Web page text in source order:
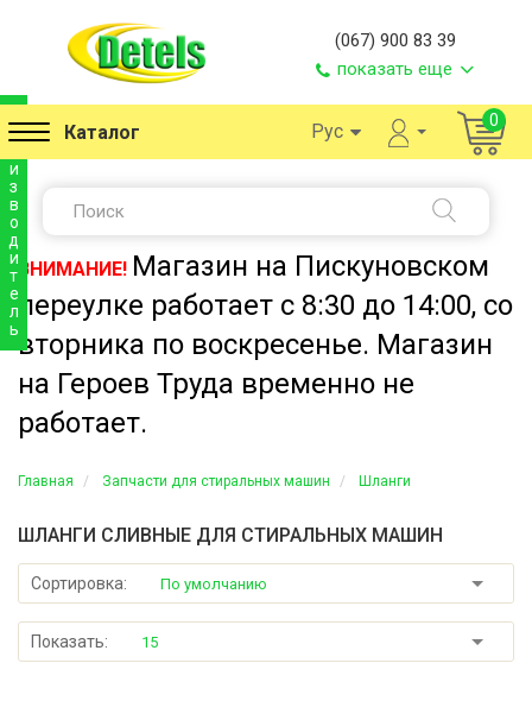
(067) 900 83 39
показать еще
Каталог Рус 0
ВНИМАНИЕ! Магазин на Пискуновском
переулке работает с 8:30 до 14:00, со
вторника по воскресенье. Магазин
на Героев Труда временно не
работает.
Главная Запчасти для стиральных машин Шланги
ШЛАНГИ СЛИВНЫЕ ДЛЯ СТИРАЛЬНЫХ МАШИН
Сортировка: По умолчанию
Показать: 15
р
и
з
в
о
д
и
т
е
л
ь